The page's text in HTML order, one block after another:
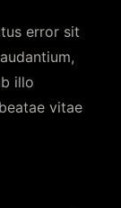
error sit
illo
vitae